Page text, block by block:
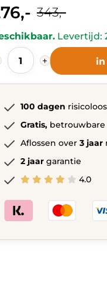
.
343,-
.
Levertijd:
Lucarré
Salontafel
Wotan
eiken
+
100 dagen
Gratis,betrouwbare
Aflossen over 3 jaar
2 jaargarantie
4.0